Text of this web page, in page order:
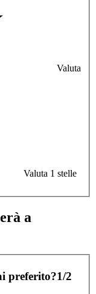
Valuta
Valuta 1 stelle
a
preferito?1/2